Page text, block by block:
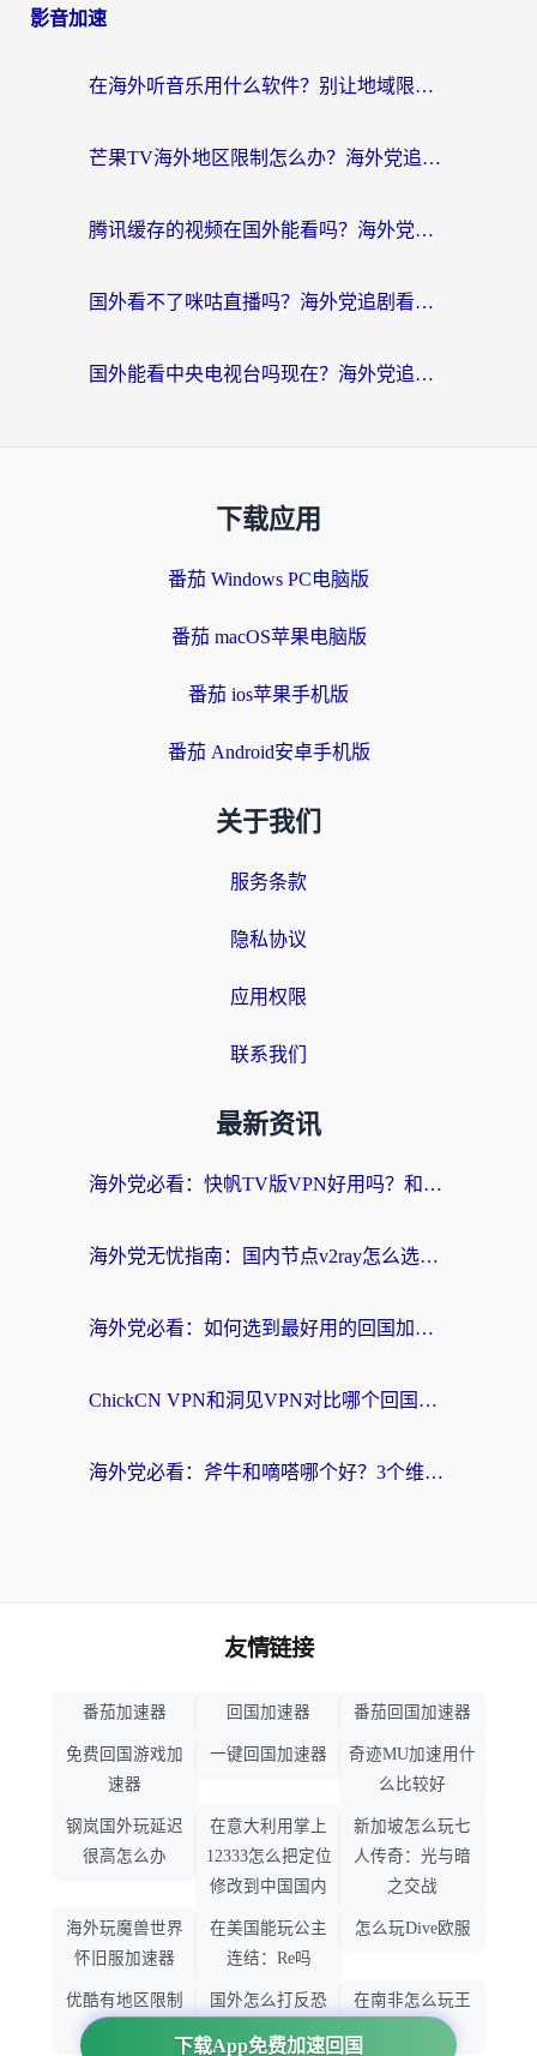
影音加速
在海外听音乐用什么软件？别让地域限制断了你的华语歌单
芒果TV海外地区限制怎么办？海外党追剧看片的实用加速器选择指南
腾讯缓存的视频在国外能看吗？海外党追剧看片的终极解决方案
国外看不了咪咕直播吗？海外党追剧看片的加速器选择指南
国外能看中央电视台吗现在？海外党追剧看央视的实用指南
下载应用
番茄 Windows PC电脑版
番茄 macOS苹果电脑版
番茄 ios苹果手机版
番茄 Android安卓手机版
关于我们
服务条款
隐私协议
应用权限
联系我们
最新资讯
海外党必看：快帆TV版VPN好用吗？和快游VPN对比哪个回国效果更好？附实用避坑指南
海外党无忧指南：国内节点v2ray怎么选？一键回国VPN+多场景实测帮你避坑
海外党必看：如何选到最好用的回国加速器？从节点到售后的全维度指南
ChickCN VPN和洞见VPN对比哪个回国效果更好？海外党亲测3款加速器+避坑指南
海外党必看：斧牛和嘀嗒哪个好？3个维度教你选对回国加速器
下载App免费加速回国
友情链接
番茄加速器 回国加速器 番茄回国加速器
免费回国游戏加
速器
一键回国加速器
奇迹MU加速用什
么比较好
钢岚国外玩延迟
很高怎么办
在意大利用掌上
12333怎么把定位
修改到中国国内
新加坡怎么玩七
人传奇：光与暗
之交战
海外玩魔兽世界
怀旧服加速器
在美国能玩公主
连结：Re吗
怎么玩Dive欧服
优酷有地区限制
国外怎么打反恐
精英：全球攻势
在南非怎么玩王